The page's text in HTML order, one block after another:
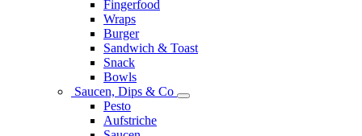
Fingerfood
Wraps
Burger
Sandwich & Toast
Snack
Bowls
Saucen, Dips & Co
Pesto
Aufstriche